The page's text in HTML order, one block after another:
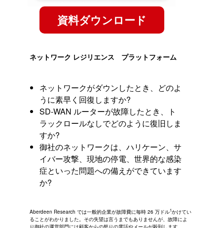
資料ダウンロード
ネットワーク レジリエンス プラットフォーム
ネットワークがダウンしたとき、どのよ
うに素早く回復しますか?
SD-WAN ルーターが故障したとき、ト
ラックロールなしでどのように復旧しま
すか?
御社のネットワークは、ハリケーン、サ
イバー攻撃、現地の停電、世界的な感染
症といった問題への備えができています
か?
Aberdeen Research では一般的企業が故障費に毎時 26 万ドル1かけてい
ることがわかりました。その失望は言うまでもありませんが、故障によ
り御社の運営部門には顧客からの怒りの電話やメールが殺到します。